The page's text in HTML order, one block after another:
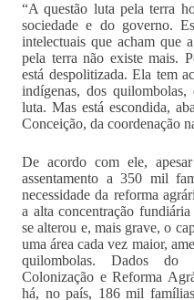
“A questão luta pela terra
sociedade e do governo.
intelectuais que acham que
pela terra não existe mais.
está despolitizada. Ela tem
indígenas, dos quilombolas,
luta. Mas está escondida,
Conceição, da coordenação
De acordo com ele,
assentamento a 350 mil
necessidade da reforma
a alta concentração
se alterou e, mais grave, o
uma área cada vez maior,
quilombolas. Dados do
Colonização e Reforma
há, no país, 186 mil famílias